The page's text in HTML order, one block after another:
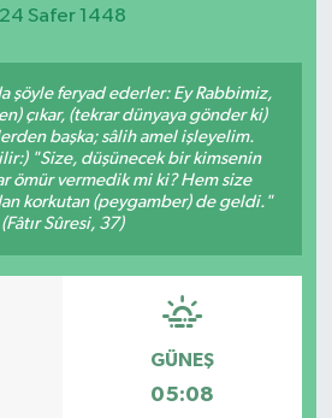
24 Safer 1448
şöyle feryad ederler: Ey Rabbimiz,
çıkar, (tekrar dünyaya gönder ki)
başka; sâlih amel işleyelim.
"Size, düşünecek bir kimsenin
ömür vermedik mi ki? Hem size
korkutan (peygamber) de geldi."
(Fâtır Sûresi, 37)
GÜNEŞ
05:08